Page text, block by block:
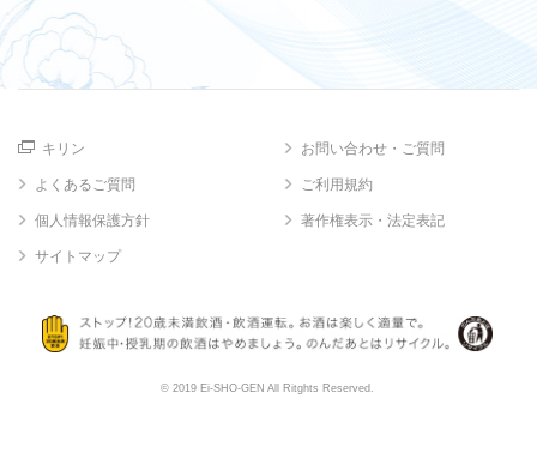
キリン お問い合わせ・ご質問
よくあるご質問 ご利用規約
個人情報保護方針 著作権表示・法定表記
サイトマップ
© 2019 Ei-SHO-GEN All Ritghts Reserved.